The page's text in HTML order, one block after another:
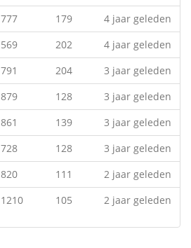
777 179
4 jaar geleden
569 202
4 jaar geleden
791 204
3 jaar geleden
879 128
3 jaar geleden
861 139
3 jaar geleden
728 128
3 jaar geleden
820 111
2 jaar geleden
1210 105 2 jaar geleden